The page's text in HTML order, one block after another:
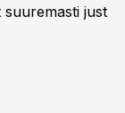
suuremasti just